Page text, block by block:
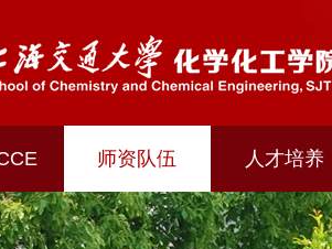
师资队伍 人才培养